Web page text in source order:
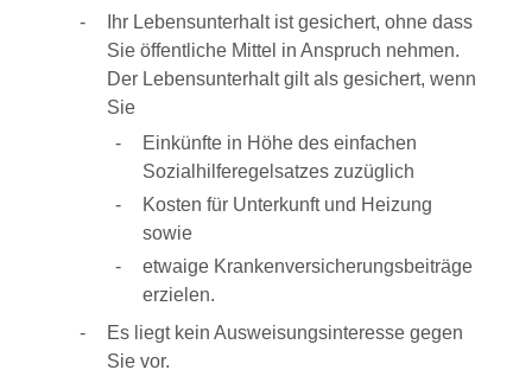
Ihr Lebensunterhalt ist gesichert, ohne dass
Sie öffentliche Mittel in Anspruch nehmen.
Der Lebensunterhalt gilt als gesichert, wenn
Sie
Einkünfte in Höhe des einfachen
Sozialhilferegelsatzes zuzüglich
Kosten für Unterkunft und Heizung
sowie
etwaige Krankenversicherungsbeiträge
erzielen.
Es liegt kein Ausweisungsinteresse gegen
Sie vor.